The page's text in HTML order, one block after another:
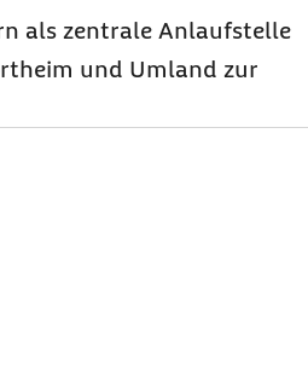
als zentrale Anlaufstelle
und Umland zur